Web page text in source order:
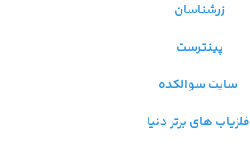
زرشناسان
پینترست
سایت سوالکده
فلزیاب های برتر دنیا